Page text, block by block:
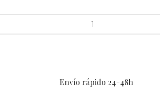
Envío rápido 24-48h